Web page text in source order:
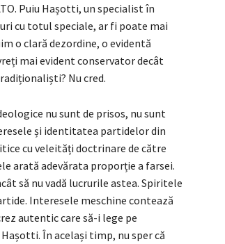
Puiu Hașotti, un specialist în
cu totul speciale, ar fi poate mai
o clară dezordine, o evidentă
mai evident conservator decât
Nu cred.
nu sunt de prisos, nu sunt
și identitatea partidelor din
cu veleități doctrinare de către
arată adevărata proporție a farsei.
să nu vadă lucrurile astea. Spiritele
Interesele meschine contează
autentic care să-i lege pe
În același timp, nu sper că